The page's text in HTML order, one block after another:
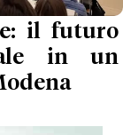
il futuro
in un